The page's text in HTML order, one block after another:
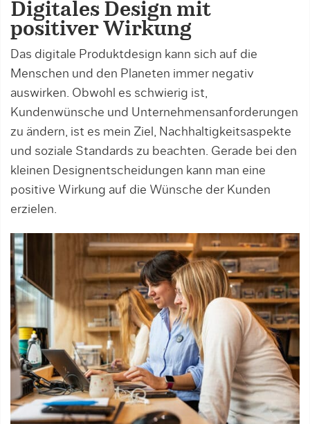
Digitales Design mit
positiver Wirkung
Das digitale Produktdesign kann sich auf die
Menschen und den Planeten immer negativ
auswirken. Obwohl es schwierig ist,
Kundenwünsche und Unternehmensanforderungen
zu ändern, ist es mein Ziel, Nachhaltigkeitsaspekte
und soziale Standards zu beachten. Gerade bei den
kleinen Designentscheidungen kann man eine
positive Wirkung auf die Wünsche der Kunden
erzielen.